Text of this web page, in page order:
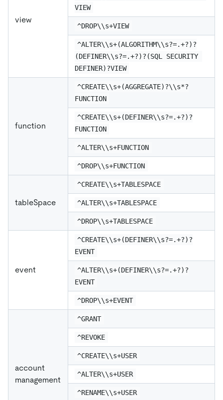
view
VIEW
^DROP\\s+VIEW
^ALTER\\s+(ALGORITHM\\s?=.+?)?
(DEFINER\\s?=.+?)?(SQL SECURITY
DEFINER)?VIEW
function
^CREATE\\s+(AGGREGATE)?\\s*?
FUNCTION
^CREATE\\s+(DEFINER\\s?=.+?)?
FUNCTION
^ALTER\\s+FUNCTION
^DROP\\s+FUNCTION
tableSpace
^CREATE\\s+TABLESPACE
^ALTER\\s+TABLESPACE
^DROP\\s+TABLESPACE
event
^CREATE\\s+(DEFINER\\s?=.+?)?
EVENT
^ALTER\\s+(DEFINER\\s?=.+?)?
EVENT
^DROP\\s+EVENT
account
management
^GRANT
^REVOKE
^CREATE\\s+USER
^ALTER\\s+USER
^RENAME\\s+USER